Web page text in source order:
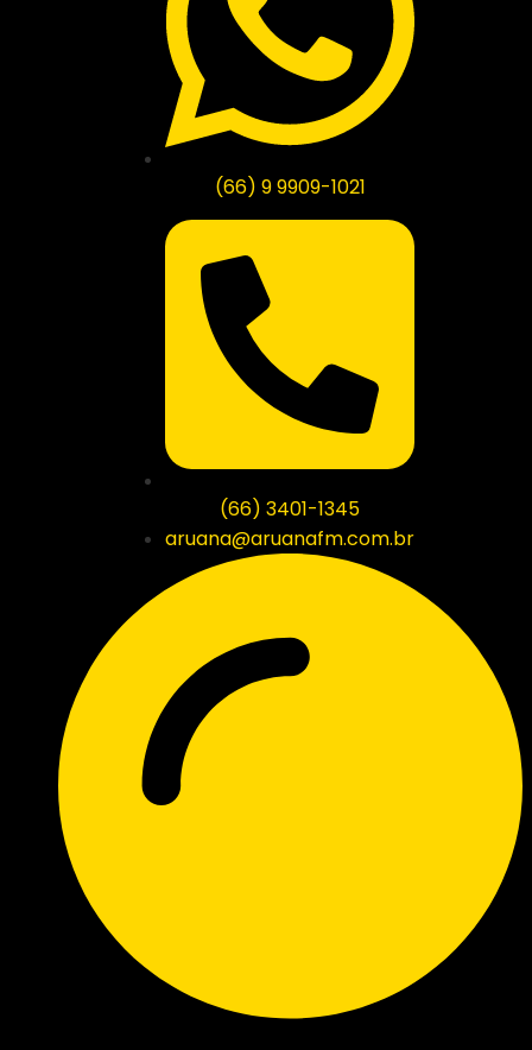
(66) 9 9909-1021
(66) 3401-1345
aruana@aruanafm.com.br